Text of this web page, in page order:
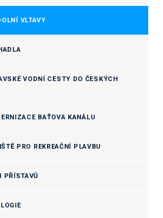
VLTAVY
VODNÍ CESTY DO ČESKÝCH
BAŤOVA KANÁLU
PRO REKREAČNÍ PLAVBU
PŘÍSTAVŮ